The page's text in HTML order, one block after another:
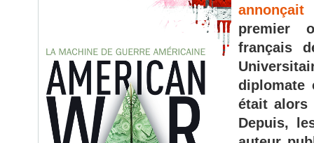
annonçait
premier
français
diplomate
était alors
Depuis,